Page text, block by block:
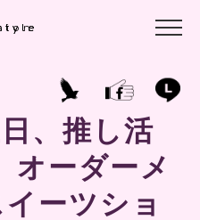
日、推し活
オーダーメ
ーツショ